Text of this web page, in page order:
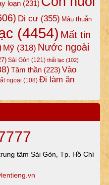
loạn(231)
Di cư(355) Mâu thuẫn
(4454) Mất tin
Mỹ(318) Nước ngoài
Sài Gòn (121) thất lạc (102)
Tâm thần(223) Vào
ngoại (108) Đi làm ăn
tâm Sài Gòn, Tp. Hồ Chí